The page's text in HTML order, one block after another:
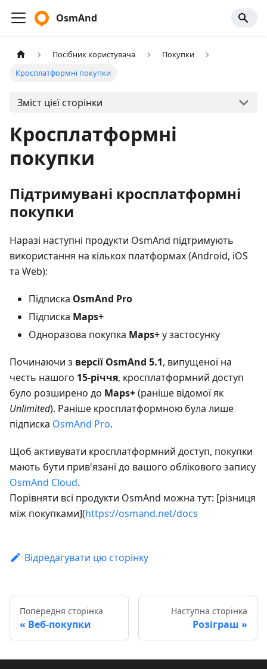
OsmAnd
Посібник користувача
Покупки
Кросплатформні покупки
Зміст цієї сторінки
Кросплатформні
покупки
Підтримувані кросплатформні
покупки
Наразі наступні продукти OsmAnd підтримують
використання на кількох платформах (Android, iOS
та Web):
Підписка OsmAnd Pro
Підписка Maps+
Одноразова покупка Maps+у застосунку
Починаючи з версії OsmAnd 5.1, випущеної на
честь нашого 15-річчя, кросплатформний доступ
було розширено до Maps+(раніше відомої як
Unlimited). Раніше кросплатформною була лише
підписка OsmAnd Pro.
Щоб активувати кросплатформний доступ, покупки
мають бути прив'язані до вашого облікового запису
OsmAnd Cloud.
Порівняти всі продукти OsmAnd можна тут: [різниця
між покупками](https://osmand.net/docs
Відредагувати цю сторінку
Попередня сторінка
Веб-покупки
Наступна сторінка
Розіграш